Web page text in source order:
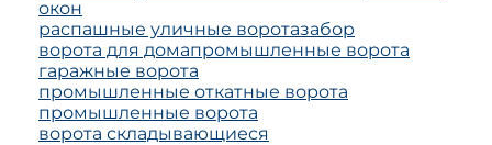
окон
распашные уличные воротазабор
ворота для домапромышленные ворота
гаражные ворота
промышленные откатные ворота
промышленные ворота
ворота складывающиеся